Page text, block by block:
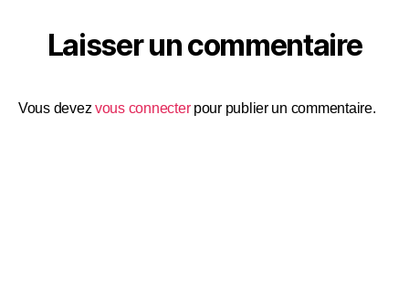
Laisser un commentaire
Vous devezvous connecterpour publier un commentaire.